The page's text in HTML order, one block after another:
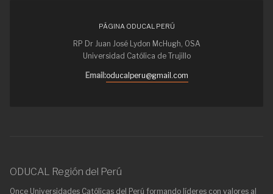
PÁGINA ODUCAL PERÚ
RP Dr Juan José Lydon McHugh, OSA
Universidad Católica de Trujillo
Email:oducalperu@gmail.com
ODUCAL Región del Perú
Once Universidades Católicas del Perú formando líderes con valores al